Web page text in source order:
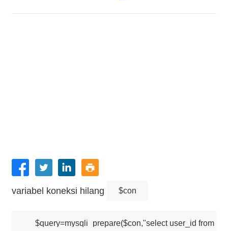
variabel koneksi hilang $con
$query=mysqli_prepare($con,"select user_id from